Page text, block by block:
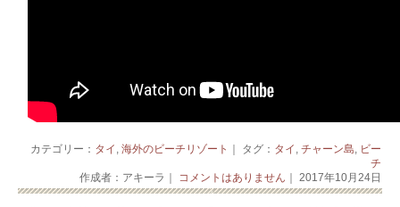
カテゴリー： タイ 海外のビーチリゾート ｜ タグ： タイ チャーン島
ビー
チ
作成者：アキーラ｜
コメントはありません ｜ 2017年10月24日